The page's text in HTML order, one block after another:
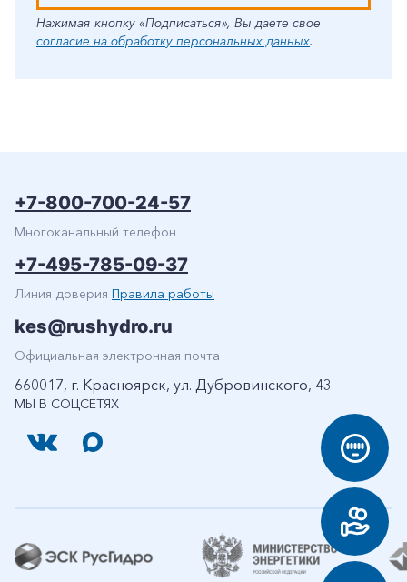
Нажимая кнопку «Подписаться», Вы даете свое
согласие на обработку персональных данных.
МЫ В СОЦСЕТЯХ
+7-800-700-24-57
Многоканальный телефон
+7-495-785-09-37
Линия доверия Правила работы
kes@rushydro.ru
Официальная электронная почта
660017, г. Красноярск, ул. Дубровинского, 43